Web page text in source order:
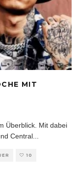
MIT
Überblick. Mit dabei
Central...
10